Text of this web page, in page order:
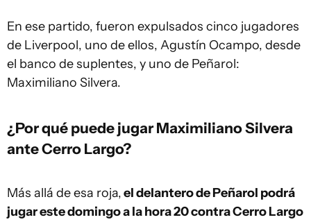
En ese partido, fueron expulsados cinco jugadores
de Liverpool, uno de ellos, Agustín Ocampo, desde
el banco de suplentes, y uno de Peñarol:
Maximiliano Silvera.
¿Por qué puede jugar Maximiliano Silvera
ante Cerro Largo?
Más allá de esa roja,el delantero de Peñarol podrá
jugar este domingo a la hora 20 contra Cerro Largo